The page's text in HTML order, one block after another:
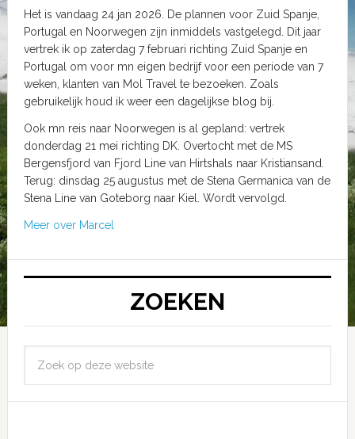
Het is vandaag 24 jan 2026. De plannen voor Zuid Spanje,
Portugal en Noorwegen zijn inmiddels vastgelegd. Dit jaar
vertrek ik op zaterdag 7 februari richting Zuid Spanje en
Portugal om voor mn eigen bedrijf voor een periode van 7
weken, klanten van Mol Travel te bezoeken. Zoals
gebruikelijk houd ik weer een dagelijkse blog bij.
Ook mn reis naar Noorwegen is al gepland: vertrek
donderdag 21 mei richting DK. Overtocht met de MS
Bergensfjord van Fjord Line van Hirtshals naar Kristiansand.
Terug: dinsdag 25 augustus met de Stena Germanica van de
Stena Line van Goteborg naar Kiel. Wordt vervolgd.
Meer over Marcel
ZOEKEN